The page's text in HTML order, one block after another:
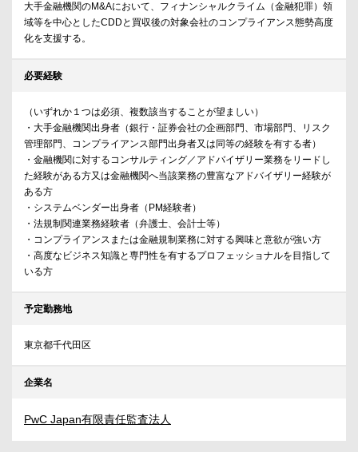
大手金融機関のM&Aにおいて、フィナンシャルクライム（金融犯罪）領
域等を中心としたCDDと買収後の対象会社のコンプライアンス態勢高度
化を支援する。
必要経験
（いずれか１つは必須、複数該当することが望ましい）
・大手金融機関出身者（銀行・証券会社の企画部門、市場部門、リスク
管理部門、コンプライアンス部門出身者又は同等の経験を有する者）
・金融機関に対するコンサルティング／アドバイザリー業務をリードし
た経験がある方又は金融機関へ当該業務の豊富なアドバイザリー経験が
ある方
・システムベンダー出身者（PM経験者）
・法規制関連業務経験者（弁護士、会計士等）
・コンプライアンスまたは金融規制業務に対する興味と意欲が強い方
・高度なビジネス知識と専門性を有するプロフェッショナルを目指して
いる方
予定勤務地
東京都千代田区
企業名
PwC Japan有限責任監査法人